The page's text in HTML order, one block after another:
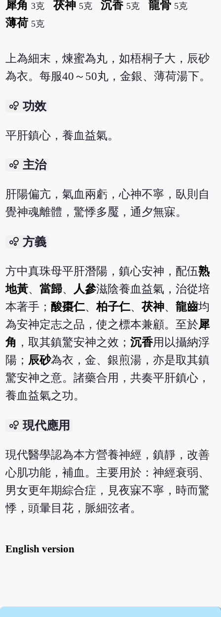
犀角 3克 茯神 5克 沉香 5克 龍骨 5克
薄荷 5克
上為細末，煉蜜為丸，如梧桐子大，辰砂
為衣。每服40～50丸，金銀、薄荷湯下。
bubble_chart 功效
平肝鎮心，養血益氣。
bubble_chart 主治
肝陽偏亢，氣血兩虧，心神不寧，臥則自
覺神魂離體，驚悸多魘，通夕無寐。
bubble_chart 方義
方中真珠母平肝潛陽，鎮心安神，配伍熟
地黃、當歸、 人參滋陰養血益氣，治從培
本著手；酸棗仁、柏子仁、茯神、龍齒均
為安神定志之品，使之標本兼顧。至於犀
角 ，取其鎮驚安神之效；沉香用以攝納浮
陽； 辰砂為衣，金、銀煎湯，亦是取其鎮
驚安神之意。諸藥合用，共奏平肝鎮心，
養血益氣之功。
bubble_chart 現代應用
現代醫學認為本方營養神經，鎮靜，改善
心肌功能，補血。主要用於：神經衰弱、
男女更年期綜合症，見夜寐不寧，時而驚
悸，頭暈目花，脈細弦者。
English version